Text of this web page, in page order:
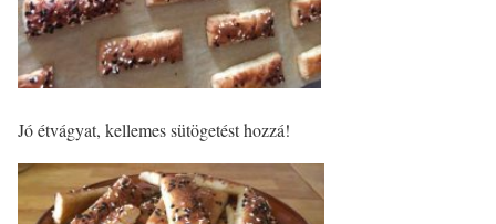
Jó étvágyat, kellemes sütögetést hozzá!